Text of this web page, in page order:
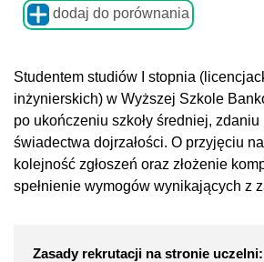
dodaj do porównania
Studentem studiów I stopnia
inżynierskich) w Wyższej Szkole
po ukończeniu szkoły średniej,
świadectwa dojrzałości. O przyjęciu
kolejność zgłoszeń oraz złożenie
spełnienie wymogów wynikających z
Zasady rekrutacji na stronie uczelni: